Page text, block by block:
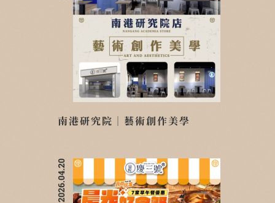
南港研究院｜藝術創作美學
2026.04.20